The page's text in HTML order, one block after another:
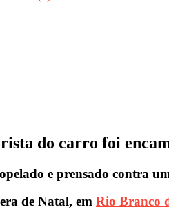
do carro foi
e prensado contra
de Natal, em Rio Branco